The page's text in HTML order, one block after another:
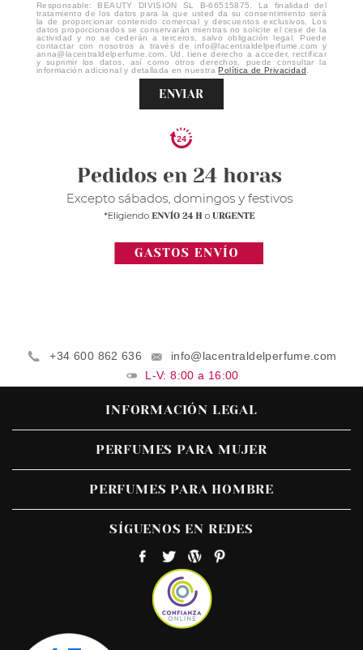
Responsable: BEAUTY DIVISION SL B-66515875. La finalidad del
tratamiento de los datos para la que usted da su consentimiento será
la de proporcionar contenido comercial y descuentos exclusivos. Los
datos proporcionados se conservarán mientras no solicite el cese de la
actividad y no se cederán a terceros, salvo obligación legal. Puede
contactar con nosotros a través de info@lacentraldelperfume.com y
anna@lacentraldelperfume.com. Ud. tiene derecho a acceder, rectificar
y suprimir los datos, así como otros derechos, puede consultar la
información adicional y detallada en nuestraPolítica de Privacidad
ENVIAR
+34 600 862 636
info@lacentraldelperfume.com
L-V: 8:00 a 16:00
INFORMACIÓN LEGAL
PERFUMES PARA MUJER
PERFUMES PARA HOMBRE
SÍGUENOS EN REDES